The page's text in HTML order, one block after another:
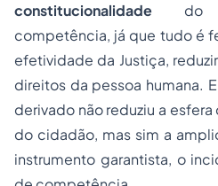
constitucionalidade do
competência, já que tudo é
efetividade da Justiça,
direitos da pessoa humana.
derivado não reduziu a
do cidadão, mas sim a
instrumento garantista, o